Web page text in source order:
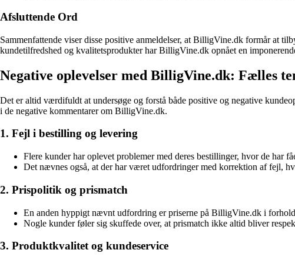
Afsluttende Ord
Sammenfattende viser disse positive anmeldelser, at BilligVine.dk formår at
kundetilfredshed og kvalitetsprodukter har BilligVine.dk opnået en
Negative oplevelser med BilligVine.dk: Fælles
Det er altid værdifuldt at undersøge og forstå både positive og negative
i de negative kommentarer om BilligVine.dk.
1. Fejl i bestilling og levering
Flere kunder har oplevet problemer med deres bestillinger, hvor de har
Det nævnes også, at der har været udfordringer med korrektion af fejl,
2. Prispolitik og prismatch
En anden hyppigt nævnt udfordring er priserne på BilligVine.dk i
Nogle kunder føler sig skuffede over, at prismatch ikke altid bliver
3. Produktkvalitet og kundeservice